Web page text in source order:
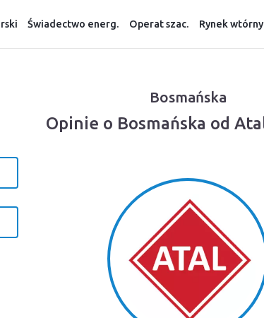
Świadectwo energ. Operat szac. Rynek wtórny
Bosmańska
Opinie o Bosmańska od